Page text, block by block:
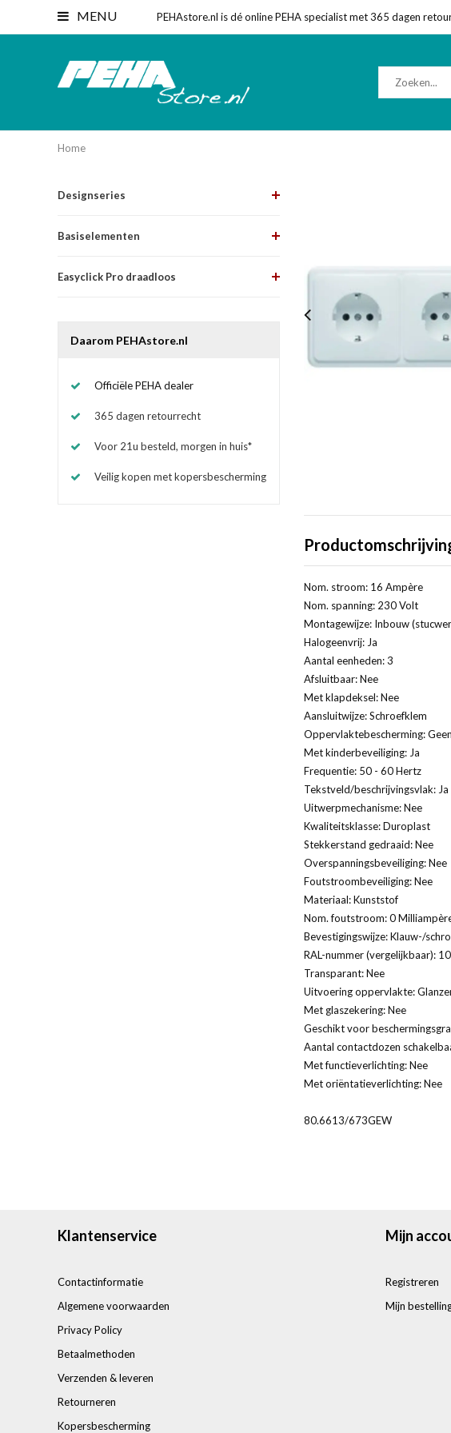
MENU PEHAstore.nl is dé online PEHA specialist met 365 dagen
Home
Designseries
Basiselementen
Easyclick Pro draadloos
Daarom PEHAstore.nl
Officiële PEHA dealer
365 dagen retourrecht
Voor 21u besteld, morgen in huis*
Veilig kopen met kopersbescherming
Nom. stroom: 16 Ampère
Nom. spanning: 230 Volt
Montagewijze: Inbouw
Halogeenvrij: Ja
Aantal eenheden: 3
Afsluitbaar: Nee
Met klapdeksel: Nee
Aansluitwijze: Schroefklem
Oppervlaktebescherming:
Met kinderbeveiliging: Ja
Frequentie: 50 - 60 Hertz
Tekstveld/beschrijvingsvlak: Ja
Uitwerpmechanisme: Nee
Kwaliteitsklasse: Duroplast
Stekkerstand gedraaid: Nee
Overspanningsbeveiliging: Nee
Foutstroombeveiliging: Nee
Materiaal: Kunststof
Nom. foutstroom: 0
Bevestigingswijze: Klauw-/
RAL-nummer (vergelijkbaar):
Transparant: Nee
Uitvoering oppervlakte:
Met glaszekering: Nee
Geschikt voor
Aantal contactdozen
Met functieverlichting: Nee
Met oriëntatieverlichting: Nee
80.6613/673GEW
Klantenservice
Contactinformatie
Algemene voorwaarden
Privacy Policy
Betaalmethoden
Verzenden & leveren
Retourneren
Kopersbescherming
Mijn
Registreren
Mijn